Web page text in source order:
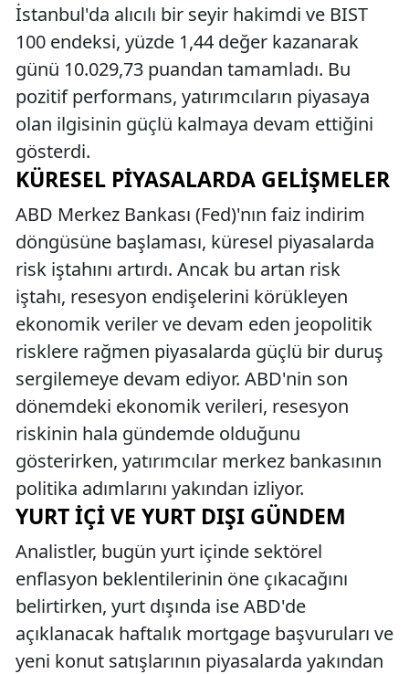
İstanbul'da alıcılı bir seyir hakimdi ve BIST
100 endeksi, yüzde 1,44 değer kazanarak
günü 10.029,73 puandan tamamladı. Bu
pozitif performans, yatırımcıların piyasaya
olan ilgisinin güçlü kalmaya devam ettiğini
gösterdi.
KÜRESEL PIYASALARDA GELIŞMELER
ABD Merkez Bankası (Fed)'nın faiz indirim
döngüsüne başlaması, küresel piyasalarda
risk iştahını artırdı. Ancak bu artan risk
iştahı, resesyon endişelerini körükleyen
ekonomik veriler ve devam eden jeopolitik
risklere rağmen piyasalarda güçlü bir duruş
sergilemeye devam ediyor. ABD'nin son
dönemdeki ekonomik verileri, resesyon
riskinin hala gündemde olduğunu
gösterirken, yatırımcılar merkez bankasının
politika adımlarını yakından izliyor.
YURT İÇI VE YURT DIŞI GÜNDEM
Analistler, bugün yurt içinde sektörel
enflasyon beklentilerinin öne çıkacağını
belirtirken, yurt dışında ise ABD'de
açıklanacak haftalık mortgage başvuruları ve
yeni konut satışlarının piyasalarda yakından